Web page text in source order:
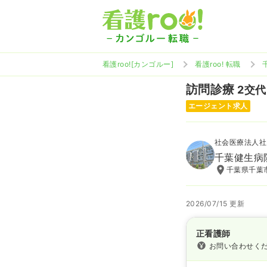
看護roo![カンゴルー] 看護roo! 転職
訪問診療 2交
エージェント求人
社会医療法人
千葉健生病
千葉県千葉
2026/07/15 更新
正看護師
お問い合わせく